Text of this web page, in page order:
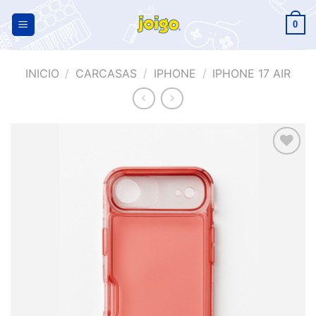
0
INICIO / CARCASAS / IPHONE / IPHONE 17 AIR